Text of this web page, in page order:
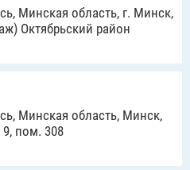
Минская область, г. Минск,
Октябрьский район
Минская область, Минск,
пом. 308